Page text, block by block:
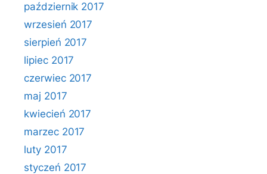
październik 2017
wrzesień 2017
sierpień 2017
lipiec 2017
czerwiec 2017
maj 2017
kwiecień 2017
marzec 2017
luty 2017
styczeń 2017